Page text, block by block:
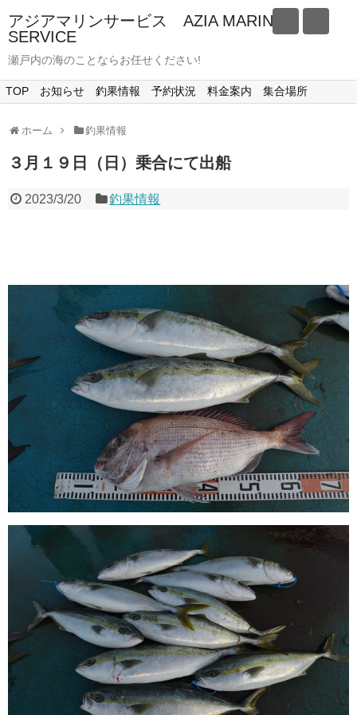
アジアマリンサービス AZIA MARINE
SERVICE
瀬戸内の海のことならお任せください!
TOP お知らせ 釣果情報 予約状況 料金案内 集合場所
ホーム 釣果情報
３月１９日（日）乗合にて出船
2023/3/20 釣果情報